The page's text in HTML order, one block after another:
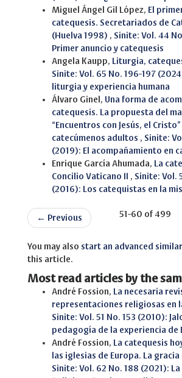
Miguel Ángel Gil López, El
catequesis. Secretariados de
(Huelva 1998) , Sinite: Vol. 44
Primer anuncio y catequesis
Angela Kaupp, Liturgia,
Sinite: Vol. 65 No. 196-197
liturgia y experiencia humana
Álvaro Ginel, Una forma de
catequesis. La propuesta del
“Encuentros con Jesús, el
catecúmenos adultos , Sinite:
(2019): El acompañamiento en
Enrique García Ahumada, La
Concilio Vaticano II , Sinite: Vol.
(2016): Los catequistas en la
← Previous 51-60 of 499
You may also start an advanced
this article.
Most read articles by the
André Fossion, La necesaria
representaciones religiosas en
Sinite: Vol. 51 No. 153 (2010):
pedagogía de la experiencia de
André Fossion, La catequesis
las iglesias de Europa. La
Sinite: Vol. 62 No. 188 (2021): La